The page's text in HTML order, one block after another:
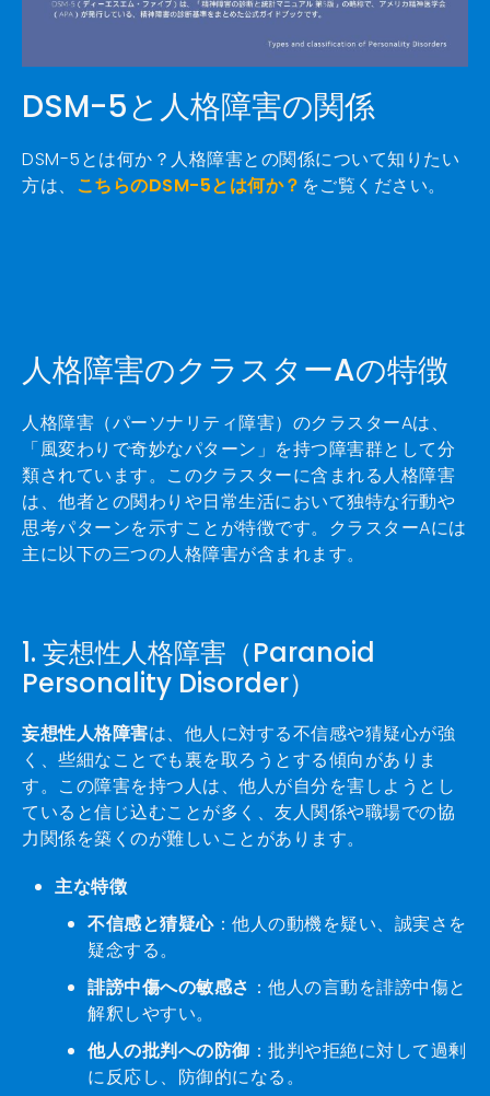
DSM-5と人格障害の関係
DSM-5とは何か？人格障害との関係について知りたい
方は、
こちらのDSM-5とは何か？ をご覧ください。
人格障害のクラスターAの特徴
人格障害（パーソナリティ障害）のクラスターAは、
「風変わりで奇妙なパターン」を持つ障害群として分
類されています。このクラスターに含まれる人格障害
は、他者との関わりや日常生活において独特な行動や
思考パターンを示すことが特徴です。クラスターAには
主に以下の三つの人格障害が含まれます。
1. 妄想性人格障害（Paranoid
Personality Disorder）
妄想性人格障害は、他人に対する不信感や猜疑心が強
く、些細なことでも裏を取ろうとする傾向がありま
す。この障害を持つ人は、他人が自分を害しようとし
ていると信じ込むことが多く、友人関係や職場での協
力関係を築くのが難しいことがあります。
主な特徴
不信感と猜疑心：他人の動機を疑い、誠実さを
疑念する。
誹謗中傷への敏感さ ：他人の言動を誹謗中傷と
解釈しやすい。
他人の批判への防御 ：批判や拒絶に対して過剰
に反応し、防御的になる。